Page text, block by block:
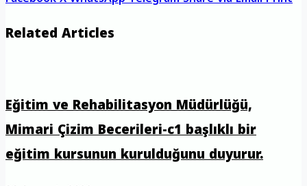
Related Articles
Eğitim ve Rehabilitasyon Müdürlüğü,
Mimari Çizim Becerileri-c1 başlıklı bir
eğitim kursunun kurulduğunu duyurur.